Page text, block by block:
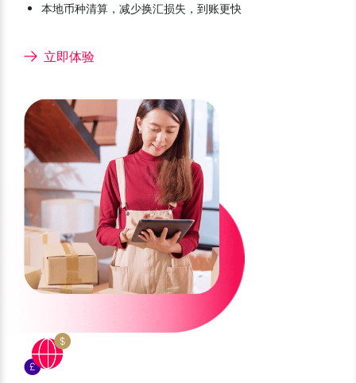
美元 USD
港元 HKD
新加坡元 SGD
澳元 AUD
墨西哥比索 MXN
兹罗提 PLN
迪拉姆 AED
菲律宾比索 PHP
尼日利亚 NGN
科特迪瓦 XOF
坦桑尼亚 TZS
赞比亚 ZMW
巴西 BRL
智利 CLP
本地币种清算，减少换汇损失，到账更快
立即体验